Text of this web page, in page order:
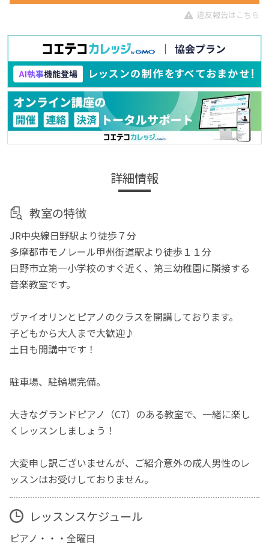
違反報告はこちら
詳細情報
教室の特徴
JR中央線日野駅より徒歩７分
多摩都市モノレール甲州街道駅より徒歩１１分
日野市立第一小学校のすぐ近く、第三幼稚園に隣接する
音楽教室です。
ヴァイオリンとピアノのクラスを開講しております。
子どもから大人まで大歓迎♪
土日も開講中です！
駐車場、駐輪場完備。
大きなグランドピアノ（C7）のある教室で、一緒に楽し
くレッスンしましょう！
大変申し訳ございませんが、ご紹介意外の成人男性のレ
ッスンはお受けしておりません。
レッスンスケジュール
ピアノ・・・全曜日